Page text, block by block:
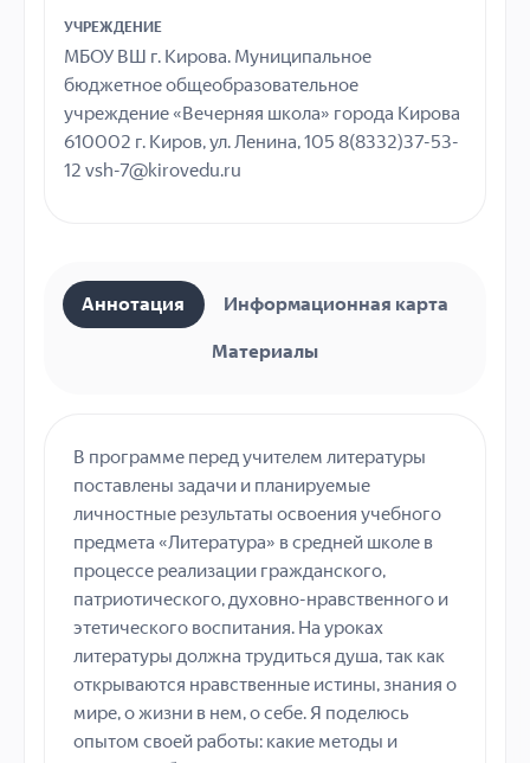
УЧРЕЖДЕНИЕ
МБОУ ВШ г. Кирова. Муниципальное
бюджетное общеобразовательное
учреждение «Вечерняя школа» города Кирова
610002 г. Киров, ул. Ленина, 105 8(8332)37-53-
12 vsh-7@kirovedu.ru
Аннотация Информационная карта
Материалы
В программе перед учителем литературы
поставлены задачи и планируемые
личностные результаты освоения учебного
предмета «Литература» в средней школе в
процессе реализации гражданского,
патриотического, духовно-нравственного и
этетического воспитания. На уроках
литературы должна трудиться душа, так как
открываются нравственные истины, знания о
мире, о жизни в нем, о себе. Я поделюсь
опытом своей работы: какие методы и